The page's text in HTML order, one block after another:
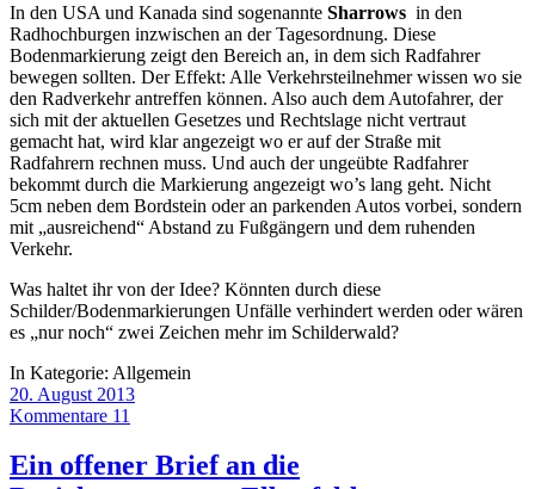
In den USA und Kanada sind sogenannte Sharrows in den
Radhochburgen inzwischen an der Tagesordnung. Diese
Bodenmarkierung zeigt den Bereich an, in dem sich Radfahrer
bewegen sollten. Der Effekt: Alle Verkehrsteilnehmer wissen wo sie
den Radverkehr antreffen können. Also auch dem Autofahrer, der
sich mit der aktuellen Gesetzes und Rechtslage nicht vertraut
gemacht hat, wird klar angezeigt wo er auf der Straße mit
Radfahrern rechnen muss. Und auch der ungeübte Radfahrer
bekommt durch die Markierung angezeigt wo’s lang geht. Nicht
5cm neben dem Bordstein oder an parkenden Autos vorbei, sondern
mit „ausreichend“ Abstand zu Fußgängern und dem ruhenden
Verkehr.
Was haltet ihr von der Idee? Könnten durch diese
Schilder/Bodenmarkierungen Unfälle verhindert werden oder wären
es „nur noch“ zwei Zeichen mehr im Schilderwald?
In Kategorie: Allgemein
20. August 2013
Kommentare 11
Ein offener Brief an die